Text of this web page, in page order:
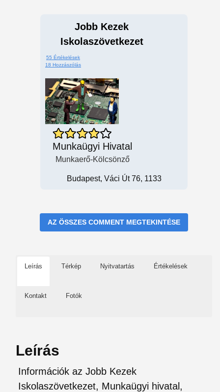
Jobb Kezek
Iskolaszövetkezet
55 Értékelések
18 Hozzászólás
Munkaügyi Hivatal
Munkaerő-Kölcsönző
Budapest, Váci Út 76, 1133
AZ ÖSSZES COMMENT MEGTEKINTÉSE
Leírás Térkép Nyitvatartás Értékelések
Kontakt Fotók
Leírás
Információk az Jobb Kezek
Iskolaszövetkezet, Munkaügyi hivatal,